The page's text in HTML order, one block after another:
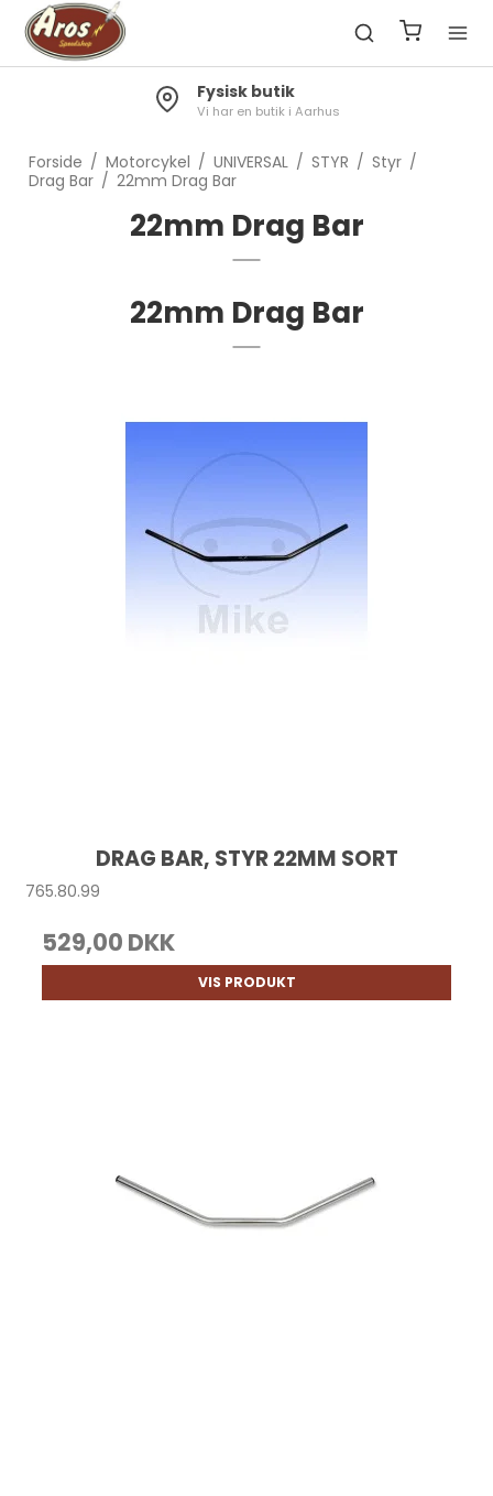
Fysisk butik
Vi har en butik i Aarhus
Forside / Motorcykel / UNIVERSAL / STYR / Styr /
Drag Bar / 22mm Drag Bar
22mm Drag Bar
22mm Drag Bar
DRAG BAR, STYR 22MM SORT
765.80.99
529,00 DKK
VIS PRODUKT